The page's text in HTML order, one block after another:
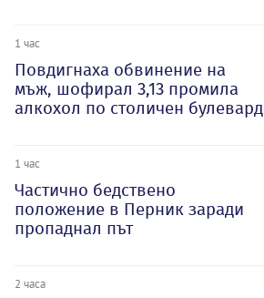
1 час
Повдигнаха обвинение на
мъж, шофирал 3,13 промила
алкохол по столичен булевард
1 час
Частично бедствено
положение в Перник заради
пропаднал път
2 часа